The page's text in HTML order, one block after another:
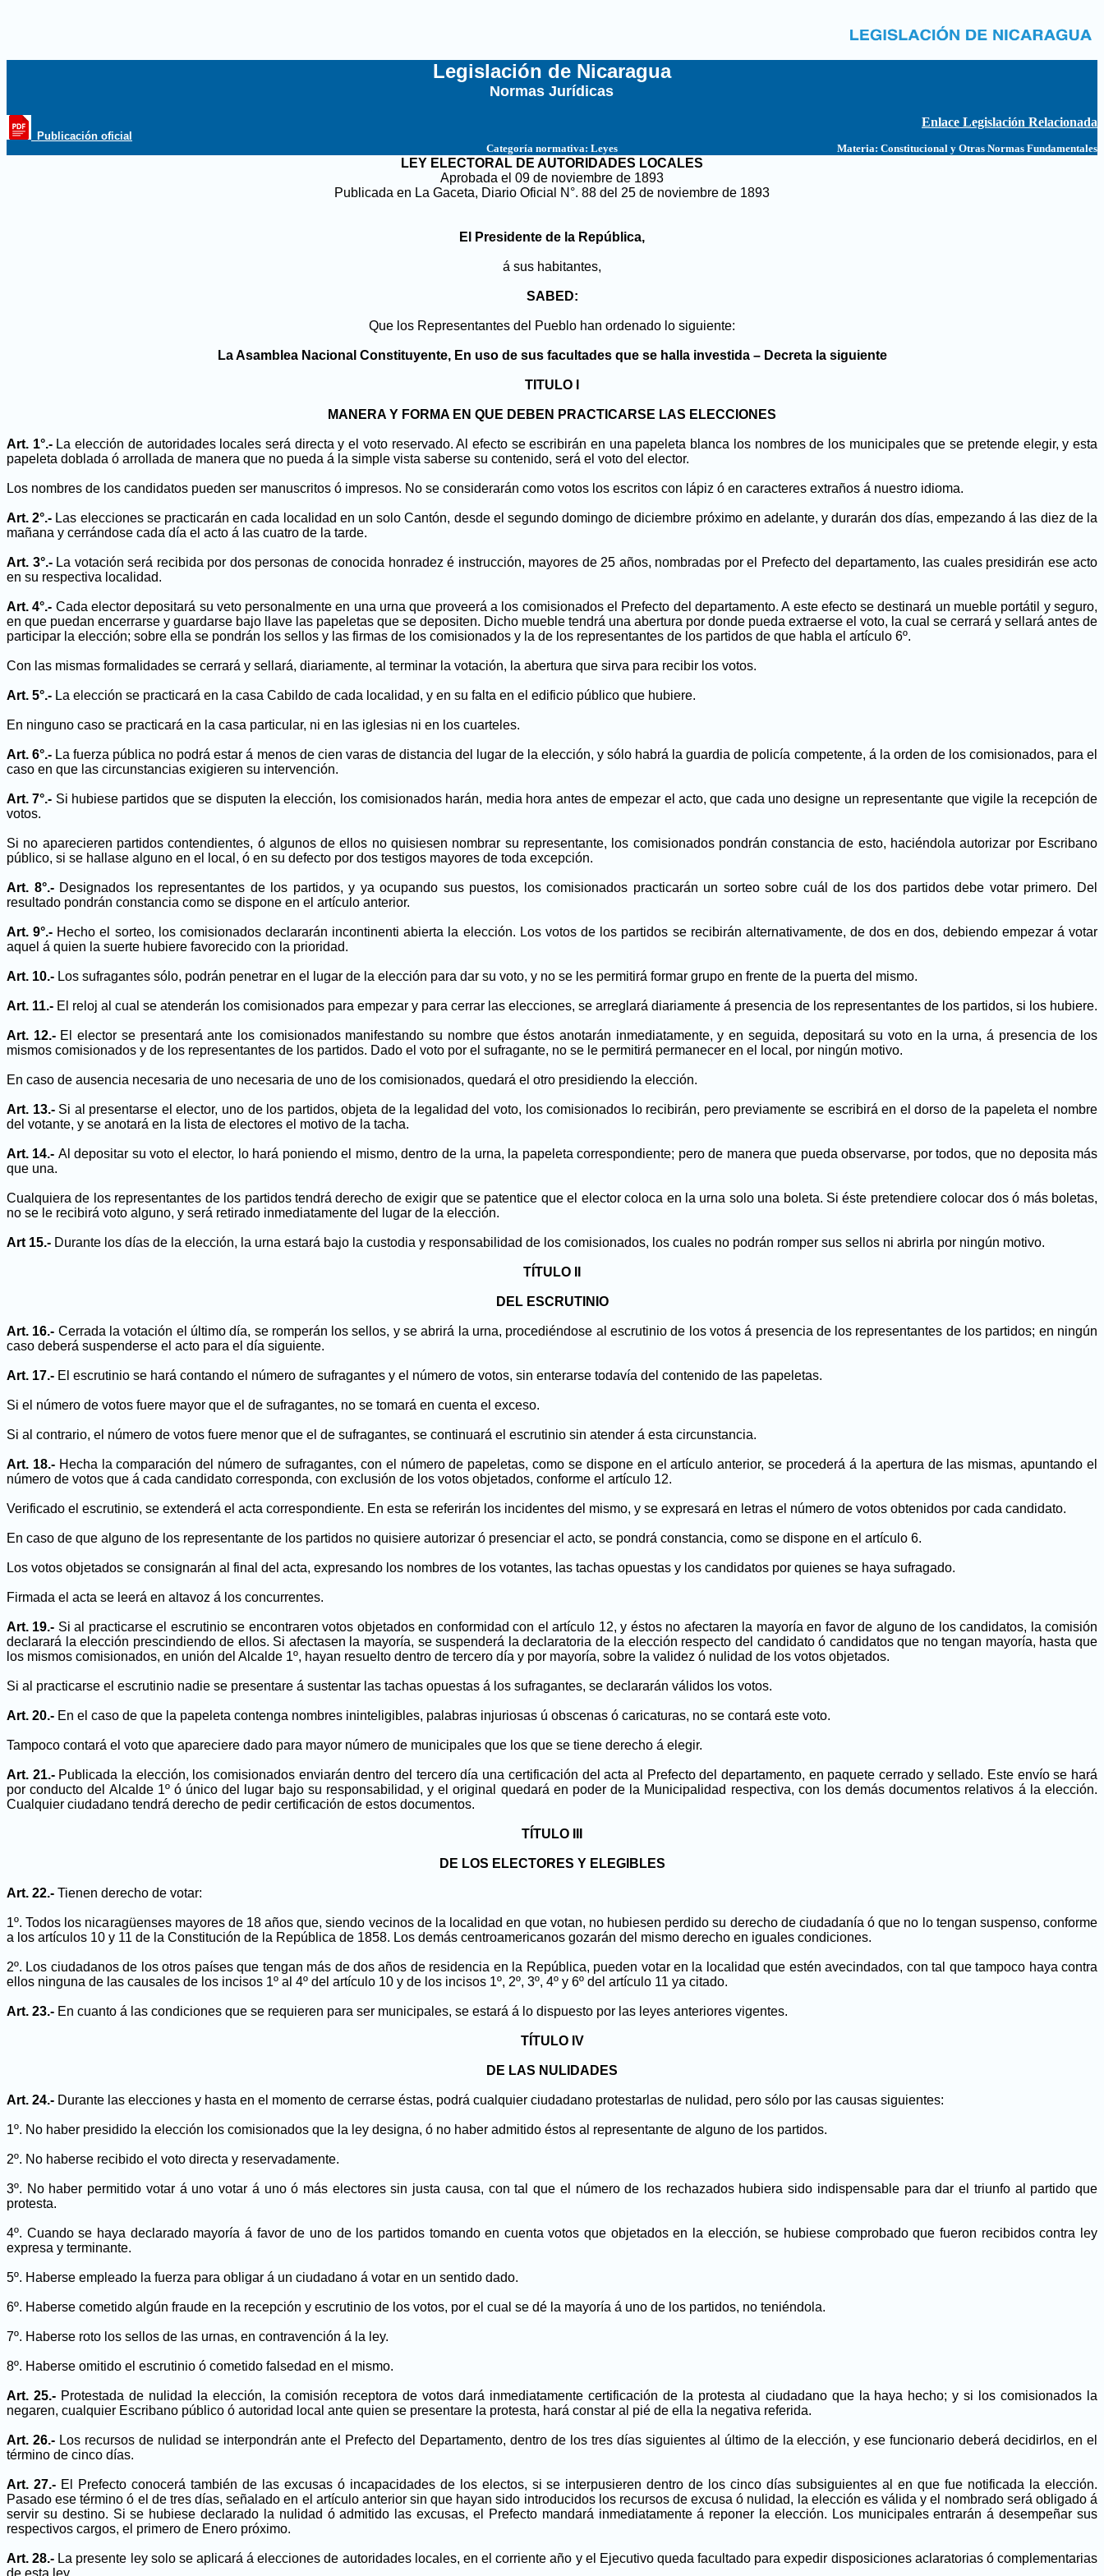
Legislación de Nicaragua
Normas Jurídicas
_Publicación oficial
Enlace Legislación Relacionada
Categoría normativa: Leyes Materia: Constitucional y Otras Normas Fundamentales
LEY ELECTORAL DE AUTORIDADES LOCALES
Aprobada el 09 de noviembre de 1893
Publicada en La Gaceta, Diario Oficial N°. 88 del 25 de noviembre de 1893
El Presidente de la República,
á sus habitantes,
SABED:
Que los Representantes del Pueblo han ordenado lo siguiente:
La Asamblea Nacional Constituyente, En uso de sus facultades que se halla investida – Decreta la siguiente
TITULO I
MANERA Y FORMA EN QUE DEBEN PRACTICARSE LAS ELECCIONES
Art. 1°.- La elección de autoridades locales será directa y el voto reservado. Al efecto se escribirán en una papeleta blanca los nombres de los municipales que se pretende elegir, y esta
papeleta doblada ó arrollada de manera que no pueda á la simple vista saberse su contenido, será el voto del elector.
Los nombres de los candidatos pueden ser manuscritos ó impresos. No se considerarán como votos los escritos con lápiz ó en caracteres extraños á nuestro idioma.
Art. 2°.- Las elecciones se practicarán en cada localidad en un solo Cantón, desde el segundo domingo de diciembre próximo en adelante, y durarán dos días, empezando á las diez de la
mañana y cerrándose cada día el acto á las cuatro de la tarde.
Art. 3°.- La votación será recibida por dos personas de conocida honradez é instrucción, mayores de 25 años, nombradas por el Prefecto del departamento, las cuales presidirán ese acto
en su respectiva localidad.
Art. 4°.- Cada elector depositará su veto personalmente en una urna que proveerá a los comisionados el Prefecto del departamento. A este efecto se destinará un mueble portátil y seguro,
en que puedan encerrarse y guardarse bajo llave las papeletas que se depositen. Dicho mueble tendrá una abertura por donde pueda extraerse el voto, la cual se cerrará y sellará antes de
participar la elección; sobre ella se pondrán los sellos y las firmas de los comisionados y la de los representantes de los partidos de que habla el artículo 6º.
Con las mismas formalidades se cerrará y sellará, diariamente, al terminar la votación, la abertura que sirva para recibir los votos.
Art. 5°.- La elección se practicará en la casa Cabildo de cada localidad, y en su falta en el edificio público que hubiere.
En ninguno caso se practicará en la casa particular, ni en las iglesias ni en los cuarteles.
Art. 6°.- La fuerza pública no podrá estar á menos de cien varas de distancia del lugar de la elección, y sólo habrá la guardia de policía competente, á la orden de los comisionados, para el
caso en que las circunstancias exigieren su intervención.
Art. 7°.- Si hubiese partidos que se disputen la elección, los comisionados harán, media hora antes de empezar el acto, que cada uno designe un representante que vigile la recepción de
votos.
Si no aparecieren partidos contendientes, ó algunos de ellos no quisiesen nombrar su representante, los comisionados pondrán constancia de esto, haciéndola autorizar por Escribano
público, si se hallase alguno en el local, ó en su defecto por dos testigos mayores de toda excepción.
Art. 8°.- Designados los representantes de los partidos, y ya ocupando sus puestos, los comisionados practicarán un sorteo sobre cuál de los dos partidos debe votar primero. Del
resultado pondrán constancia como se dispone en el artículo anterior.
Art. 9°.- Hecho el sorteo, los comisionados declararán incontinenti abierta la elección. Los votos de los partidos se recibirán alternativamente, de dos en dos, debiendo empezar á votar
aquel á quien la suerte hubiere favorecido con la prioridad.
Art. 10.- Los sufragantes sólo, podrán penetrar en el lugar de la elección para dar su voto, y no se les permitirá formar grupo en frente de la puerta del mismo.
Art. 11.- El reloj al cual se atenderán los comisionados para empezar y para cerrar las elecciones, se arreglará diariamente á presencia de los representantes de los partidos, si los hubiere.
Art. 12.- El elector se presentará ante los comisionados manifestando su nombre que éstos anotarán inmediatamente, y en seguida, depositará su voto en la urna, á presencia de los
mismos comisionados y de los representantes de los partidos. Dado el voto por el sufragante, no se le permitirá permanecer en el local, por ningún motivo.
En caso de ausencia necesaria de uno necesaria de uno de los comisionados, quedará el otro presidiendo la elección.
Art. 13.-Si al presentarse el elector, uno de los partidos, objeta de la legalidad del voto, los comisionados lo recibirán, pero previamente se escribirá en el dorso de la papeleta el nombre
del votante, y se anotará en la lista de electores el motivo de la tacha.
Art. 14.- Al depositar su voto el elector, lo hará poniendo el mismo, dentro de la urna, la papeleta correspondiente; pero de manera que pueda observarse, por todos, que no deposita más
que una.
Cualquiera de los representantes de los partidos tendrá derecho de exigir que se patentice que el elector coloca en la urna solo una boleta. Si éste pretendiere colocar dos ó más boletas,
no se le recibirá voto alguno, y será retirado inmediatamente del lugar de la elección.
Art 15.- Durante los días de la elección, la urna estará bajo la custodia y responsabilidad de los comisionados, los cuales no podrán romper sus sellos ni abrirla por ningún motivo.
TÍTULO II
DEL ESCRUTINIO
Art. 16.- Cerrada la votación el último día, se romperán los sellos, y se abrirá la urna, procediéndose al escrutinio de los votos á presencia de los representantes de los partidos; en ningún
caso deberá suspenderse el acto para el día siguiente.
Art. 17.- El escrutinio se hará contando el número de sufragantes y el número de votos, sin enterarse todavía del contenido de las papeletas.
Si el número de votos fuere mayor que el de sufragantes, no se tomará en cuenta el exceso.
Si al contrario, el número de votos fuere menor que el de sufragantes, se continuará el escrutinio sin atender á esta circunstancia.
Art. 18.- Hecha la comparación del número de sufragantes, con el número de papeletas, como se dispone en el artículo anterior, se procederá á la apertura de las mismas, apuntando el
número de votos que á cada candidato corresponda, con exclusión de los votos objetados, conforme el artículo 12.
Verificado el escrutinio, se extenderá el acta correspondiente. En esta se referirán los incidentes del mismo, y se expresará en letras el número de votos obtenidos por cada candidato.
En caso de que alguno de los representante de los partidos no quisiere autorizar ó presenciar el acto, se pondrá constancia, como se dispone en el artículo 6.
Los votos objetados se consignarán al final del acta, expresando los nombres de los votantes, las tachas opuestas y los candidatos por quienes se haya sufragado.
Firmada el acta se leerá en altavoz á los concurrentes.
Art. 19.- Si al practicarse el escrutinio se encontraren votos objetados en conformidad con el artículo 12, y éstos no afectaren la mayoría en favor de alguno de los candidatos, la comisión
declarará la elección prescindiendo de ellos. Si afectasen la mayoría, se suspenderá la declaratoria de la elección respecto del candidato ó candidatos que no tengan mayoría, hasta que
los mismos comisionados, en unión del Alcalde 1º, hayan resuelto dentro de tercero día y por mayoría, sobre la validez ó nulidad de los votos objetados.
Si al practicarse el escrutinio nadie se presentare á sustentar las tachas opuestas á los sufragantes, se declararán válidos los votos.
Art. 20.- En el caso de que la papeleta contenga nombres ininteligibles, palabras injuriosas ú obscenas ó caricaturas, no se contará este voto.
Tampoco contará el voto que apareciere dado para mayor número de municipales que los que se tiene derecho á elegir.
Art. 21.- Publicada la elección, los comisionados enviarán dentro del tercero día una certificación del acta al Prefecto del departamento, en paquete cerrado y sellado. Este envío se hará
por conducto del Alcalde 1º ó único del lugar bajo su responsabilidad, y el original quedará en poder de la Municipalidad respectiva, con los demás documentos relativos á la elección.
Cualquier ciudadano tendrá derecho de pedir certificación de estos documentos.
TÍTULO III
DE LOS ELECTORES Y ELEGIBLES
Art. 22.- Tienen derecho de votar:
1º. Todos los nicaragüenses mayores de 18 años que, siendo vecinos de la localidad en que votan, no hubiesen perdido su derecho de ciudadanía ó que no lo tengan suspenso, conforme
a los artículos 10 y 11 de la Constitución de la República de 1858. Los demás centroamericanos gozarán del mismo derecho en iguales condiciones.
2º. Los ciudadanos de los otros países que tengan más de dos años de residencia en la República, pueden votar en la localidad que estén avecindados, con tal que tampoco haya contra
ellos ninguna de las causales de los incisos 1º al 4º del artículo 10 y de los incisos 1º, 2º, 3º, 4º y 6º del artículo 11 ya citado.
Art. 23.- En cuanto á las condiciones que se requieren para ser municipales, se estará á lo dispuesto por las leyes anteriores vigentes.
TÍTULO IV
DE LAS NULIDADES
Art. 24.- Durante las elecciones y hasta en el momento de cerrarse éstas, podrá cualquier ciudadano protestarlas de nulidad, pero sólo por las causas siguientes:
1º. No haber presidido la elección los comisionados que la ley designa, ó no haber admitido éstos al representante de alguno de los partidos.
2º. No haberse recibido el voto directa y reservadamente.
3º. No haber permitido votar á uno votar á uno ó más electores sin justa causa, con tal que el número de los rechazados hubiera sido indispensable para dar el triunfo al partido que
protesta.
4º. Cuando se haya declarado mayoría á favor de uno de los partidos tomando en cuenta votos que objetados en la elección, se hubiese comprobado que fueron recibidos contra ley
expresa y terminante.
5º. Haberse empleado la fuerza para obligar á un ciudadano á votar en un sentido dado.
6º. Haberse cometido algún fraude en la recepción y escrutinio de los votos, por el cual se dé la mayoría á uno de los partidos, no teniéndola.
7º. Haberse roto los sellos de las urnas, en contravención á la ley.
8º. Haberse omitido el escrutinio ó cometido falsedad en el mismo.
Art. 25.- Protestada de nulidad la elección, la comisión receptora de votos dará inmediatamente certificación de la protesta al ciudadano que la haya hecho; y si los comisionados la
negaren, cualquier Escribano público ó autoridad local ante quien se presentare la protesta, hará constar al pié de ella la negativa referida.
Art. 26.-Los recursos de nulidad se interpondrán ante el Prefecto del Departamento, dentro de los tres días siguientes al último de la elección, y ese funcionario deberá decidirlos, en el
término de cinco días.
Art. 27.- El Prefecto conocerá también de las excusas ó incapacidades de los electos, si se interpusieren dentro de los cinco días subsiguientes al en que fue notificada la elección.
Pasado ese término ó el de tres días, señalado en el artículo anterior sin que hayan sido introducidos los recursos de excusa ó nulidad, la elección es válida y el nombrado será obligado á
servir su destino. Si se hubiese declarado la nulidad ó admitido las excusas, el Prefecto mandará inmediatamente á reponer la elección. Los municipales entrarán á desempeñar sus
respectivos cargos, el primero de Enero próximo.
Art. 28.- La presente ley solo se aplicará á elecciones de autoridades locales, en el corriente año y el Ejecutivo queda facultado para expedir disposiciones aclaratorias ó complementarias
de esta ley.